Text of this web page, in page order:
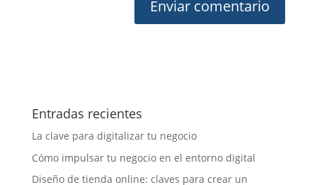
Entradas recientes
La clave para digitalizar tu negocio
Cómo impulsar tu negocio en el entorno digital
Diseño de tienda online: claves para crear un